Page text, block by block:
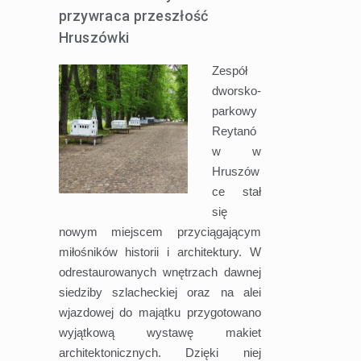
przywraca przeszłość
Hruszówki
Zespół
dworsko-
parkowy
Reytanó
w w
Hruszów
ce stał
się
nowym miejscem przyciągającym
miłośników historii i architektury. W
odrestaurowanych wnętrzach dawnej
siedziby szlacheckiej oraz na alei
wjazdowej do majątku przygotowano
wyjątkową wystawę makiet
architektonicznych. Dzięki niej